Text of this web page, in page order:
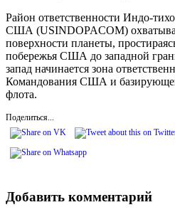
Район ответственности Индо-
США (USINDOPACOM)
поверхности планеты,
побережья США до западной
запад начинается зона
Командования США и
флота.
Поделиться...
Добавить комментарий